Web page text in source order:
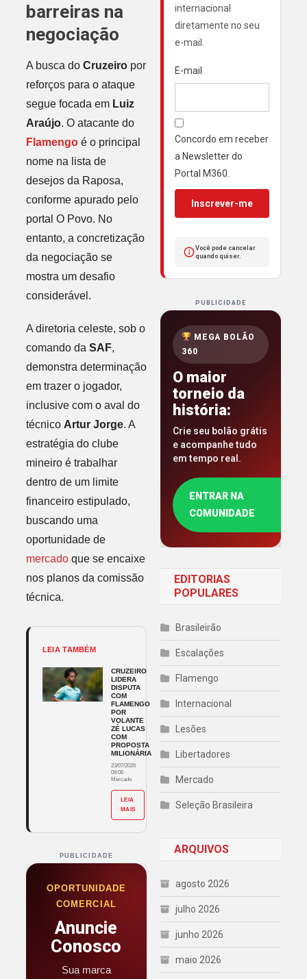
barreiras na
negociação
A busca do Cruzeiropor
reforços para o ataque
segue focada em Luiz
Araújo. O atacante do
Flamengoé o principal
nome na lista de
desejos da Raposa,
conforme apurado pelo
portal O Povo. No
entanto, a concretização
da negociação se
mostra um desafio
considerável.
A diretoria celeste, sob o
comando da SAF,
demonstra determinação
em trazer o jogador,
inclusive com o aval do
técnico Artur Jorge. A
estratégia do clube
mineiro é trabalhar
dentro de um limite
financeiro estipulado,
buscando uma
oportunidade de
mercadoque se encaixe
nos planos da comissão
técnica.
LEIA TAMBÉM
CRUZEIRO
LIDERA
DISPUTA
COM
FLAMENGO
POR
VOLANTE
ZÉ LUCAS
COM
PROPOSTA
MILIONÁRIA
23/07/2026
09:06 ·
Mercado
LEIA
MAIS
PUBLICIDADE
OPORTUNIDADE
COMERCIAL
Anuncie
Conosco
Sua marca
internacional
diretamente no seu
e-mail.
E-mail
Concordo em receber
a Newsletter do
Portal M360.
Inscrever-me
Você pode cancelar
quando quiser.
PUBLICIDADE
MEGA BOLÃO
360
O maior
torneio da
história:
Crie seu bolão grátis
e acompanhe tudo
em tempo real.
ENTRAR NA
COMUNIDADE
EDITORIAS
POPULARES
Brasileirão
Escalações
Flamengo
Internacional
Lesões
Libertadores
Mercado
Seleção Brasileira
ARQUIVOS
agosto 2026
julho 2026
junho 2026
maio 2026